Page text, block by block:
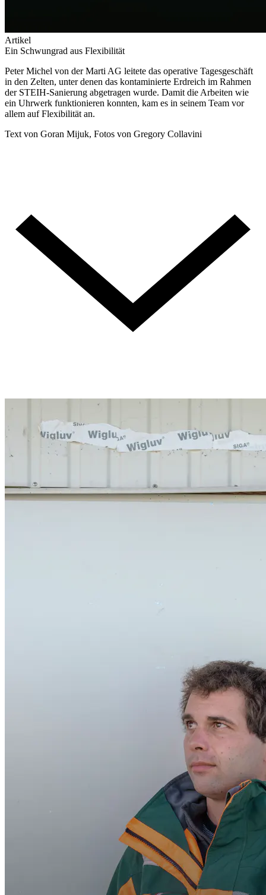
Artikel
Ein Schwungrad aus Flexibilität
Peter Michel von der Marti AG leitete das operative Tagesgeschäft
in den Zelten, unter denen das kontaminierte Erdreich im Rahmen
der STEIH-Sanierung abgetragen wurde. Damit die Arbeiten wie
ein Uhrwerk funktionieren konnten, kam es in seinem Team vor
allem auf Flexibilität an.
Text von Goran Mijuk, Fotos von Gregory Collavini